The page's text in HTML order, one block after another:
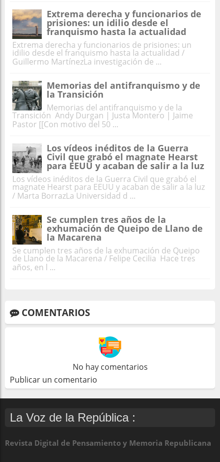
Extrema derecha y funcionarios de
prisiones: un idilio desde el
franquismo hasta la actualidad
Extrema derecha y funcionarios de prisiones: un
idilio desde el franquismo hasta la actualidad /
Guillermo MartínezLa investigación de ...
Memorias del antifranquismo y de
la Transición
Memorias del antifranquismo y de la
Transición Andy Durgan | Justa Montero | Jaime
Pastor [[Con motivo del 50 ...
Los vídeos inéditos de la Guerra
Civil que grabó el magnate Hearst
para EEUU y acaban de salir a la luz
Los vídeos inéditos de la Guerra Civil que grabó el
magnate Hearst para EEUU y acaban de salir a la luz
/ Marta BorrazLa Universidad d ...
Se cumplen tres años de la
exhumación de Queipo de Llano de
la Macarena
Se cumplen tres años de la exhumación de Queipo
de Llano de la Macarena / Felipe Cecilia Hace tres
años, en l ...
COMENTARIOS
No hay comentarios
Publicar un comentario
La Voz de la República :
Revista Digital de Pensamiento y Memoria Republicana